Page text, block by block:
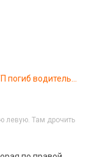
погиб водитель
левую. Там дрочить